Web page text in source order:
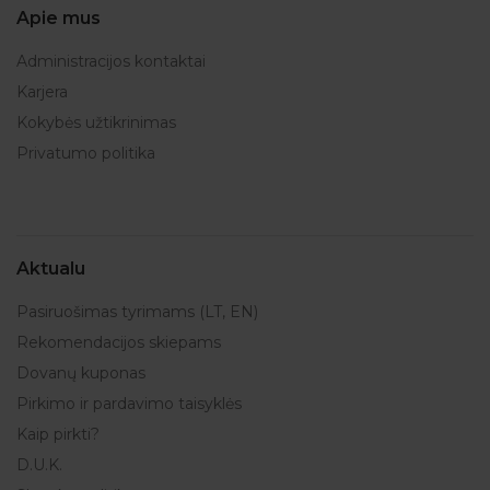
Apie mus
Administracijos kontaktai
Karjera
Kokybės užtikrinimas
Privatumo politika
Aktualu
Pasiruošimas tyrimams (LT, EN)
Rekomendacijos skiepams
Dovanų kuponas
Pirkimo ir pardavimo taisyklės
Kaip pirkti?
D.U.K.